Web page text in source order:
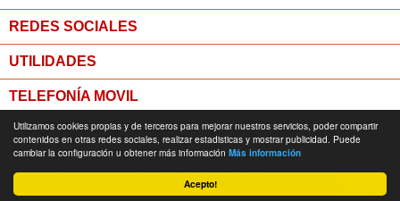
Acepto!
Utilizamos cookies propias y de terceros para mejorar nuestros servicios, poder compartir
contenidos en otras redes sociales, realizar estadisticas y mostrar publicidad. Puede
cambiar la configuración u obtener más información Más información
REDES SOCIALES
UTILIDADES
TELEFONÍA MOVIL
MICROPOST
© Todos los derechos reservados -Política de Privacidad